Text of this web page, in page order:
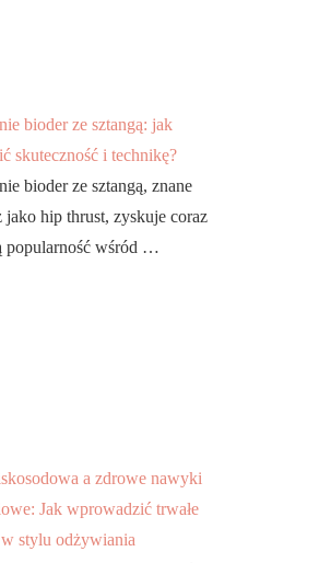
bioder ze sztangą: jak
skuteczność i technikę?
bioder ze sztangą, znane
jako hip thrust, zyskuje coraz
popularność wśród …
a zdrowe nawyki
Jak wprowadzić trwałe
stylu odżywiania